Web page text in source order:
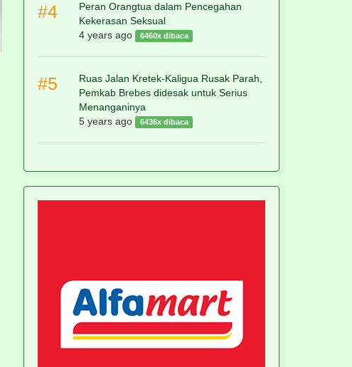
#4
Peran Orangtua dalam Pencegahan
Kekerasan Seksual
4 years ago
6460x dibaca
#5
Ruas Jalan Kretek-Kaligua Rusak Parah,
Pemkab Brebes didesak untuk Serius
Menanganinya
5 years ago
6436x dibaca